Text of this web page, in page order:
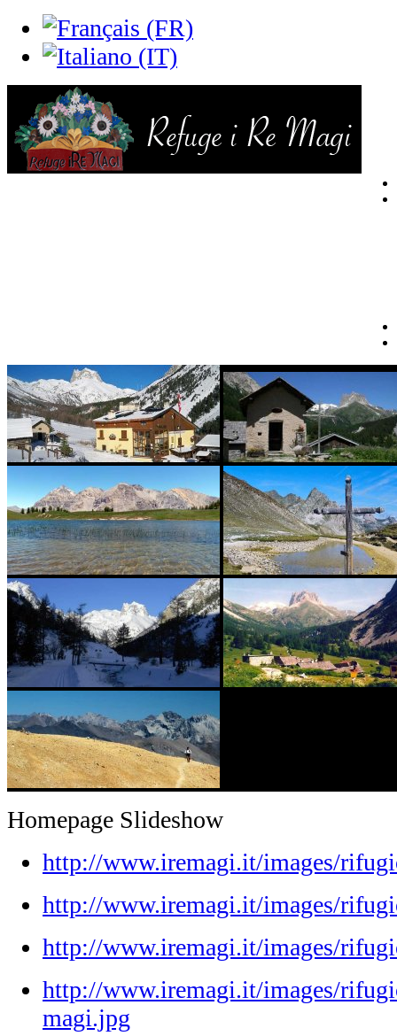
Homepage Slideshow
http://www.iremagi.it/images/
http://www.iremagi.it/images/
http://www.iremagi.it/images/
http://www.iremagi.it/images/
magi.jpg